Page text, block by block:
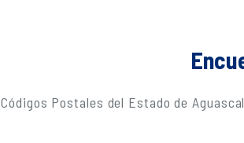
Códigos Postales del Estado de